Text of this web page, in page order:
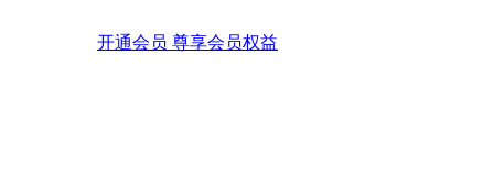
开通会员 尊享会员权益